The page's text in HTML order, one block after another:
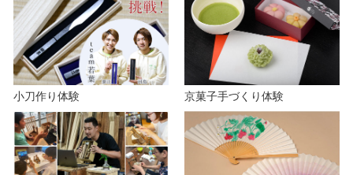
o
小刀作り体験 京菓子手づくり体験